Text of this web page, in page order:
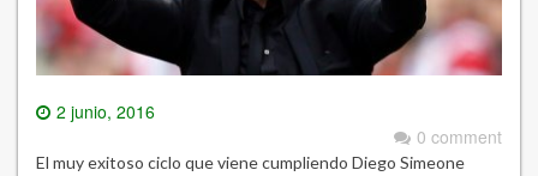
2 junio, 2016
0 comment
El muy exitoso ciclo que viene cumpliendo Diego Simeone